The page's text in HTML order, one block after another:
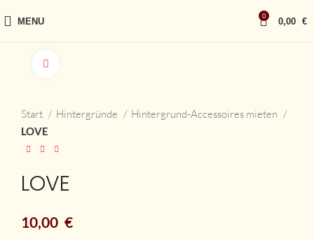
MENU 0 0,00 €
Start Hintergründe Hintergrund-Accessoires mieten
LOVE
LOVE
10,00 €